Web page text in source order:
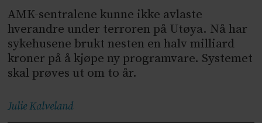
AMK-sentralene kunne ikke avlaste
hverandre under terroren på Utøya. Nå har
sykehusene brukt nesten en halv milliard
kroner på å kjøpe ny programvare. Systemet
skal prøves ut om to år.
JulieKalveland